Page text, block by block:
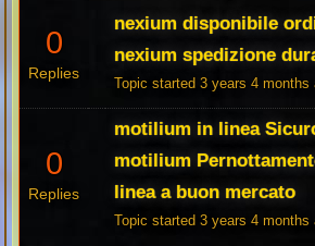
0
Replies
nexium disponibile
nexium spedizione
Topic started 3 years 4 months
0
Replies
motilium in linea
motilium
linea a buon mercato
Topic started 3 years 4 months